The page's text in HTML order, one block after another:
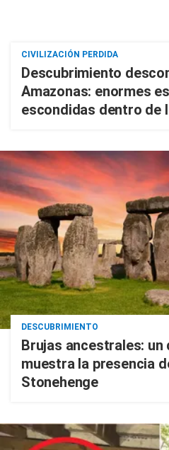
CIVILIZACIÓN PERDIDA
Descubrimiento
Amazonas: enormes
escondidas dentro de
DESCUBRIMIENTO
Brujas ancestrales:
muestra la presencia
Stonehenge